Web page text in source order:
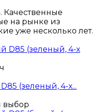
Качественные
на рынке из
уже несколько лет.
(зеленый, 4-х...
выбор